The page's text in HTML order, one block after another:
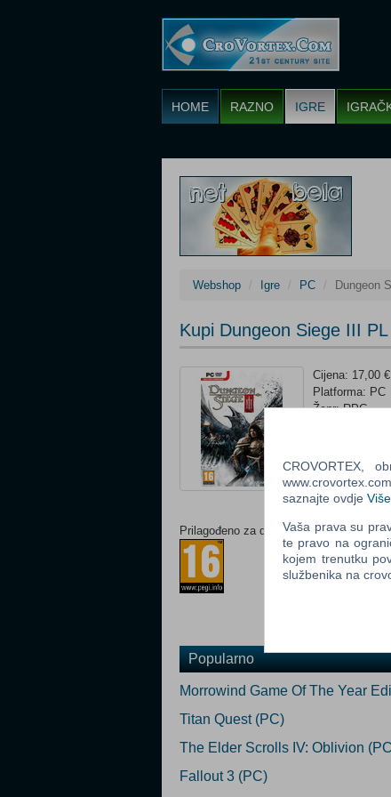
HOME RAZNO IGRE
Webshop Igre PC Dungeon
Kupi Dungeon Siege III
Cijena: 17,00 €
Platforma: PC
Žanr: RPG
Ocijeni
Prilagođeno za dob:
Popularno
Morrowind Game Of The Year
Titan Quest (PC)
The Elder Scrolls IV: Oblivion
Fallout 3 (PC)
CROVORTEX,
saznajte ovdje Više
Vaša prava su
te pravo na
kojem trenutku
službenika na